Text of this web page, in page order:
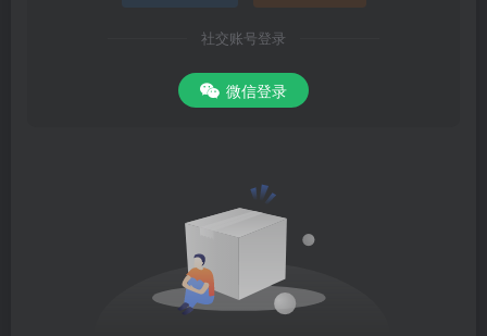
社交账号登录
微信登录